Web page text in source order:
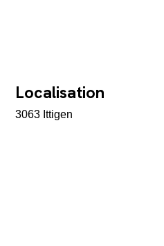
Localisation
3063 Ittigen